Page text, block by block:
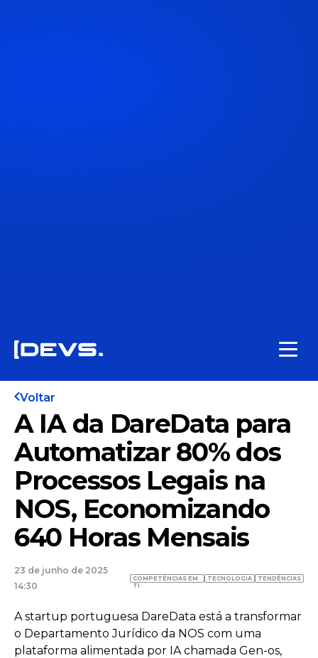
Voltar
A IA da DareData para
Automatizar 80% dos
Processos Legais na
NOS, Economizando
640 Horas Mensais
23 de junho de 2025
14:30
COMPETÊNCIAS EM
TI
TECNOLOGIA TENDÊNCIAS
A startup portuguesa DareData está a transformar
o Departamento Jurídico da NOS com uma
plataforma alimentada por IA chamada Gen-os,